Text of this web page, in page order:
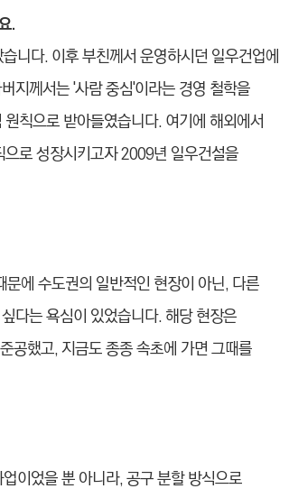
.
니다. 이후 부친께서 운영하시던 일우건업에
지께서는 '사람 중심'이라는 경영 철학을
칙으로 받아들였습니다. 여기에 해외에서
로 성장시키고자 2009년 일우건설을
에 수도권의 일반적인 현장이 아닌, 다른
다는 욕심이 있었습니다. 해당 현장은
공했고, 지금도 종종 속초에 가면 그때를
이었을 뿐 아니라, 공구 분할 방식으로